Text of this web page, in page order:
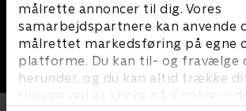
målrette annoncer til dig. Vores
samarbejdspartnere kan anvende
målrettet markedsføring på egne
platforme. Du kan til- og fravælge
herunder, og du kan altid trække
tilbage ved at klikke på ’Cookie-
Interview med dronning
- 100-året for Genforeningen
2020 • Nyheder • 38 min